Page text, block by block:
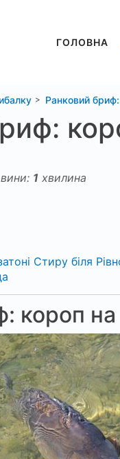
ГОЛОВНА
Ранковий
1 хвилина
Стиру біля
короп на